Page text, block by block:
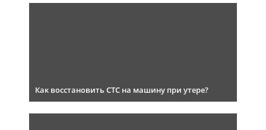
Как восстановить СТС на машину при утере?